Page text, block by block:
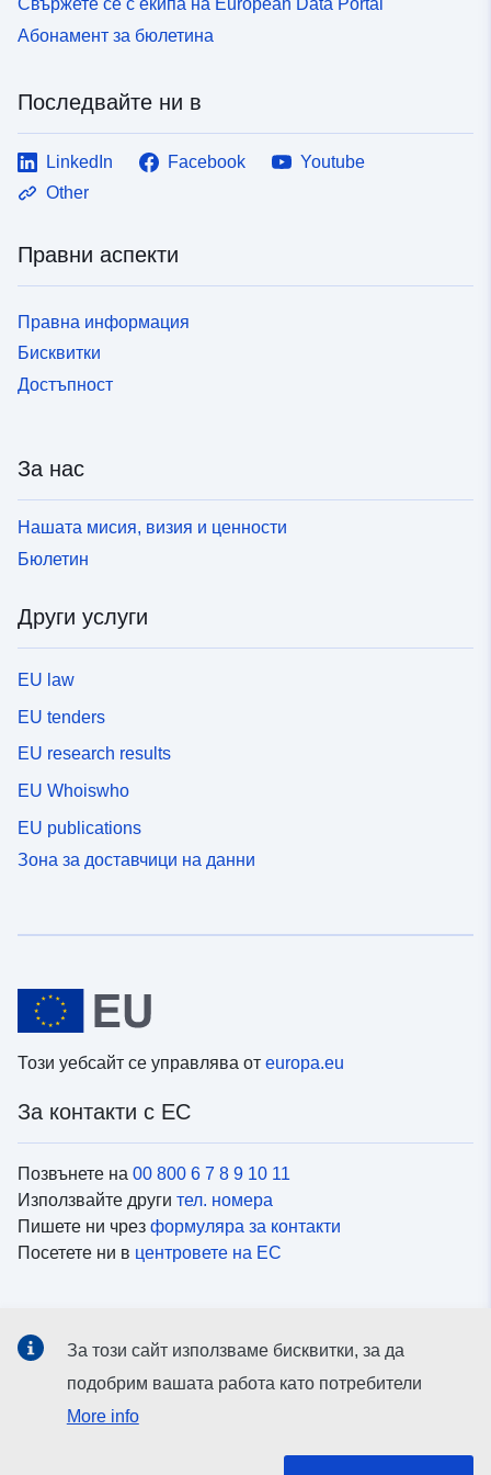
Свържете се с екипа на European Data Portal
Абонамент за бюлетина
Последвайте ни в
LinkedIn Facebook
Youtube
Other
Правни аспекти
Правна информация
Бисквитки
Достъпност
За нас
Нашата мисия, визия и ценности
Бюлетин
Други услуги
EU law
EU tenders
EU research results
EU Whoiswho
EU publications
Зона за доставчици на данни
Този уебсайт се управлява от europa.eu
За контакти с ЕС
Позвънете на 00 800 6 7 8 9 10 11
Използвайте други тел. номера
Пишете ни чрез формуляра за контакти
Посетете ни в центровете на ЕС
Вижте профили на ЕС в социалните медии
Институции и органи на ЕС
За този сайт използваме бисквитки, за да
подобрим вашата работа като потребители
More info